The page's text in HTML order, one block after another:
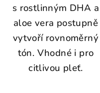
s rostlinným DHA a
aloe vera postupně
vytvoří rovnoměrný
tón. Vhodné i pro
citlivou pleť.